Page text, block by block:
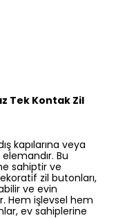
Tek Kontak Zil
kapılarına veya
Bu
sahiptir ve
zil butonları,
ve evin
Hem işlevsel hem
ev sahiplerine